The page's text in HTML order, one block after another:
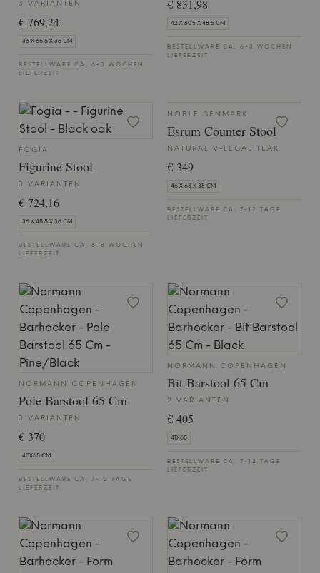
3 VARIANTEN
€ 769,24
36 X 65.5 X 36 CM
BESTELLWARE CA. 6-8 WOCHEN
LIEFERZEIT
€ 831,98
42 X 80.5 X 48.5 CM
BESTELLWARE CA. 6-8 WOCHEN
LIEFERZEIT
FOGIA
Figurine Stool
3 VARIANTEN
€ 724,16
36 X 45.5 X 36 CM
BESTELLWARE CA. 6-8 WOCHEN
LIEFERZEIT
NOBLE DENMARK
Esrum Counter Stool
NATURAL V-LEGAL TEAK
€ 349
46 X 68 X 38 CM
BESTELLWARE CA. 7-12 TAGE
LIEFERZEIT
NORMANN COPENHAGEN
Pole Barstool 65 Cm
3 VARIANTEN
€ 370
40X65 CM
BESTELLWARE CA. 7-12 TAGE
LIEFERZEIT
NORMANN COPENHAGEN
Bit Barstool 65 Cm
2 VARIANTEN
€ 405
41X65
BESTELLWARE CA. 7-12 TAGE
LIEFERZEIT